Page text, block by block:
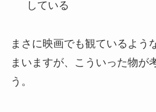
している
まさに映画でも観ているよう
まいますが、こういった物が
う。